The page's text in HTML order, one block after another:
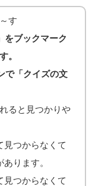
す
をブックマーク
。
で「クイズの文
ると見つかりや
見つからなくて
ります。
見つからなくて